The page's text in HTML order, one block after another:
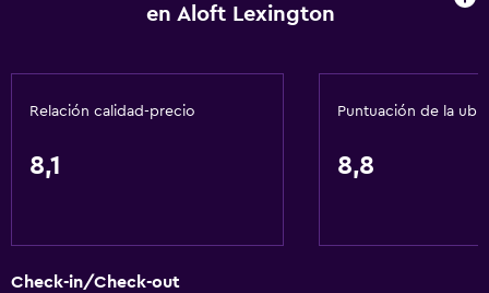
Accesibilidad y adecuación
Mascotas permitidas bajo consulta (pueden aplicar cargos
extra)
Ducha adaptada para silla de ruedas
Hipoalergénico
Estacionamiento accesible
en Aloft Lexington
Relación calidad-precio
8,1
Puntuación de la
8,8
Check-in/Check-out